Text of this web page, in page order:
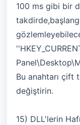
100 ms gibi bir
Bu anahtarı çift
değiştirin.
15) DLL'lerin